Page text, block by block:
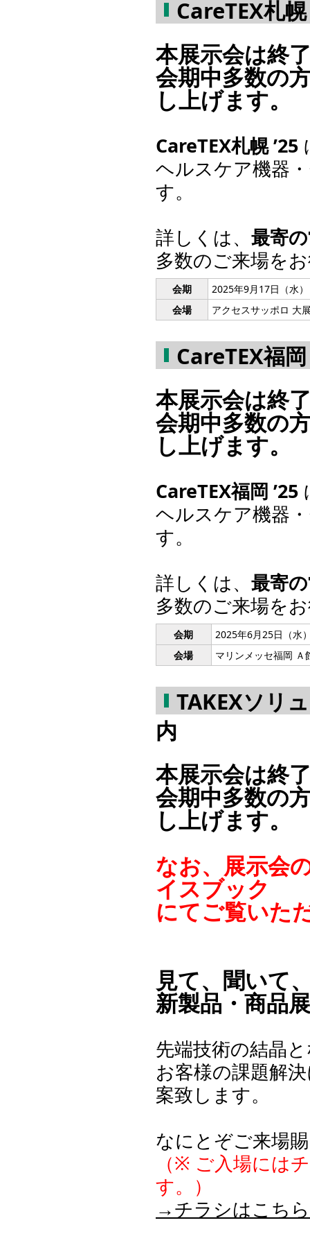
CareTEX札
本展示会は終
会期中多数の
し上げます。
CareTEX札幌 ’25
ヘルスケア機器
す。
詳しくは、 最寄
多数のご来場を
会期
2025年9月17日（水
会場
アクセスサッポロ
CareTEX福
本展示会は終
会期中多数の
し上げます。
CareTEX福岡 ’25
ヘルスケア機器
す。
詳しくは、 最寄
多数のご来場を
会期
2025年6月25日（水
会場
マリンメッセ福岡
TAKEXソリ
内
本展示会は終
会期中多数の
し上げます。
なお、展示会
イスブック
にてご覧いた
見て、聞いて
新製品・商品
先端技術の結晶
お客様の課題解
案致します。
なにとぞご来場
（※ ご入場には
す。）
→チラシはこちら